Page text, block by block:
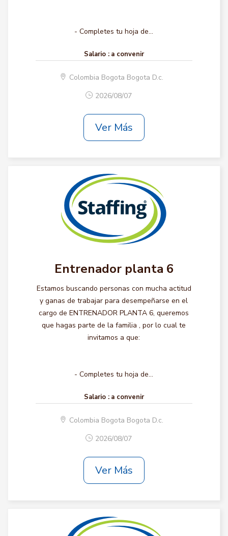
- Completes tu hoja de...
Salario : a convenir
Colombia Bogota Bogota D.c.
2026/08/07
Ver Más
Entrenador planta 6
Estamos buscando personas con mucha actitud
y ganas de trabajar para desempeñarse en el
cargo de ENTRENADOR PLANTA 6, queremos
que hagas parte de la familia , por lo cual te
invitamos a que:
- Completes tu hoja de...
Salario : a convenir
Colombia Bogota Bogota D.c.
2026/08/07
Ver Más